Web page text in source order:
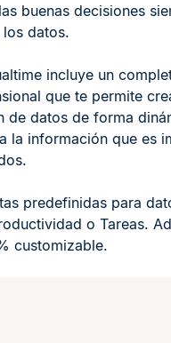
buenas decisiones
datos.
incluye un
que te permite
de datos de forma
la información que es
predefinidas para
o Tareas.
customizable.